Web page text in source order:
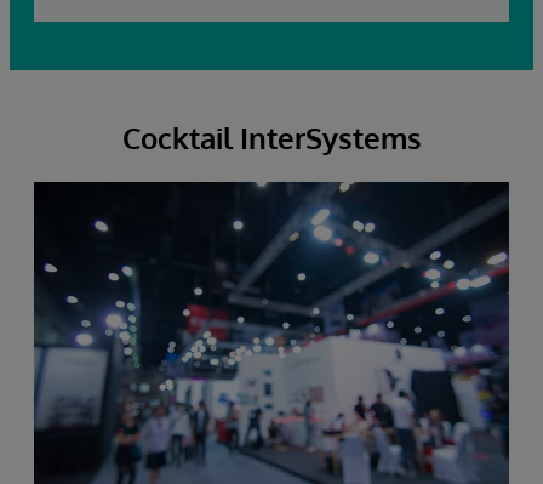
Florence Cureau, Architecte Solutions de Santé
Cocktail InterSystems